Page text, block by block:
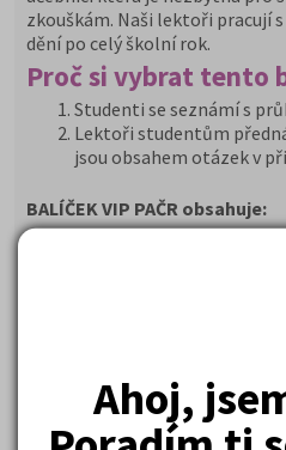
Ahoj,
zkouškám. Naši lektoři pracují
dění po celý školní rok.
Proč si vybrat tento
Studenti se seznámí s
Lektoři studentům
jsou obsahem otázek v
BALÍČEK VIP PAČR obsahuje:
Policejní akademie
Všeobecný přehled a
ZDARMA poštovné za
ZDARMA videonávod „Jak